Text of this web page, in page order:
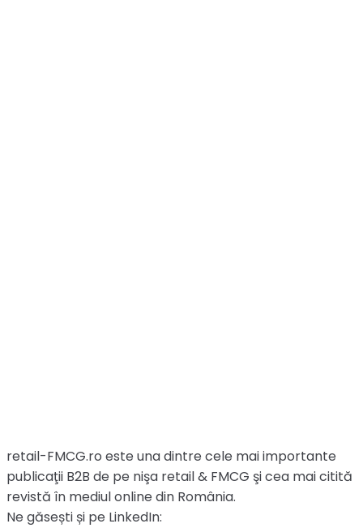
retail-FMCG.ro este una dintre cele mai importante
publicaţii B2B de pe nişa retail & FMCG şi cea mai citită
revistă în mediul online din România.
Ne găsești și pe LinkedIn: